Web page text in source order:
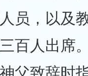
员，以及
百人出席
父致辞时